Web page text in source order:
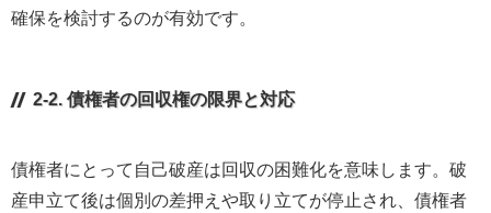
確保を検討するのが有効です。
2-2. 債権者の回収権の限界と対応
債権者にとって自己破産は回収の困難化を意味します。破
産申立て後は個別の差押えや取り立てが停止され、債権者